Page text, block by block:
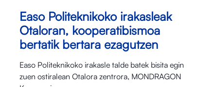
Easo Politeknikoko irakasleak
Otaloran, kooperatibismoa
bertatik bertara ezagutzen
Easo Politeknikoko irakasle talde batek bisita egin
zuen ostiralean Otalora⁠ zentrora, MONDRAGON